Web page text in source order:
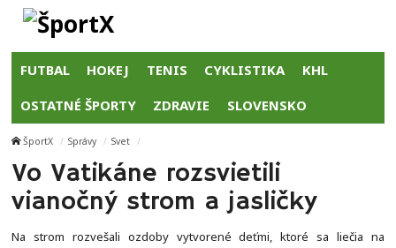
FUTBAL HOKEJ TENIS CYKLISTIKA KHL
OSTATNÉ ŠPORTY ZDRAVIE SLOVENSKO
ŠportX Správy Svet
Vo Vatikáne rozsvietili
vianočný strom a jasličky
Na strom rozvešali ozdoby vytvorené deťmi, ktoré sa liečia na